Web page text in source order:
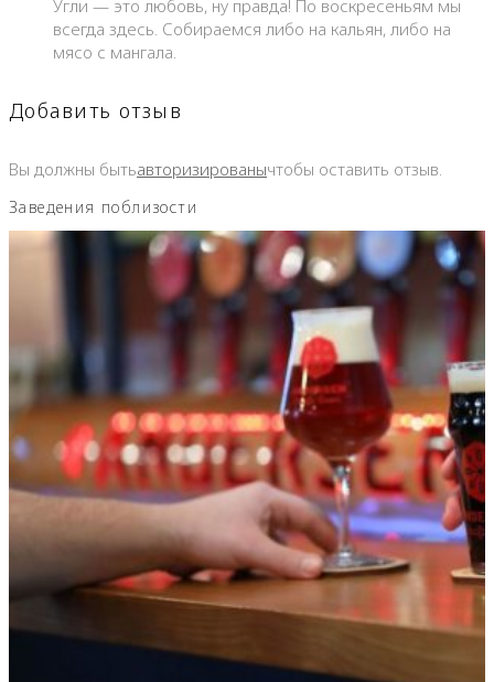
Угли — это любовь, ну правда! По воскресеньям мы
всегда здесь. Собираемся либо на кальян, либо на
мясо с мангала.
Добавить отзыв
Вы должны бытьавторизированычтобы оставить отзыв.
Заведения поблизости